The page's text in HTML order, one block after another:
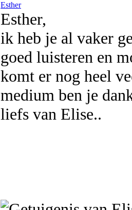
Esther
Esther,
ik heb je al vaker
goed luisteren en
komt er nog heel
medium ben je
liefs van Elise..